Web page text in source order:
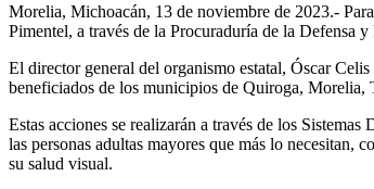
Morelia, Michoacán, 13 de noviembre de 2023.-
Pimentel, a través de la Procuraduría de la Defensa
El director general del organismo estatal, Óscar
beneficiados de los municipios de Quiroga,
Estas acciones se realizarán a través de los
las personas adultas mayores que más lo
su salud visual.